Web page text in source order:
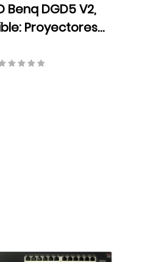
Benq DGD5 V2,
Proyectores
5J.J9H25.002